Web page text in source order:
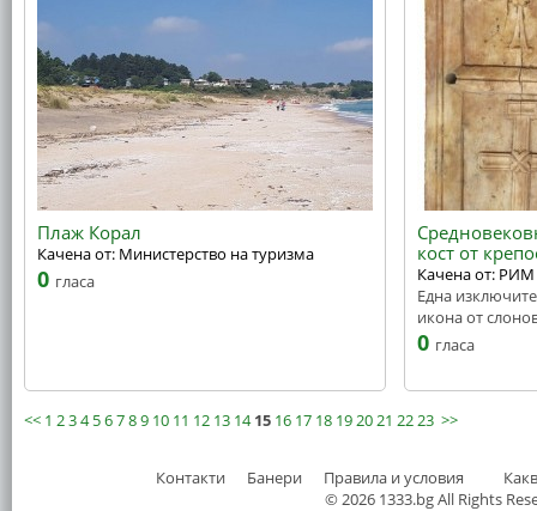
Плаж Корал
Качена от: Министерство на туризма
0 гласа
кост от
Качена от: РИМ
Една
икона от
0 гласа
<< 1 234 56789 10 11 12 13 14 15 16 17 18 192021 2223 >>
Контакти Банери Правила и условия
© 2026 1333.bg All Rights